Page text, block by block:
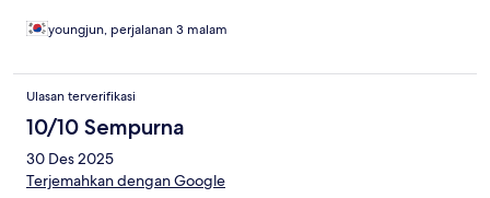
youngjun, perjalanan 3 malam
Ulasan terverifikasi
10/10 Sempurna
30 Des 2025
Terjemahkan dengan Google